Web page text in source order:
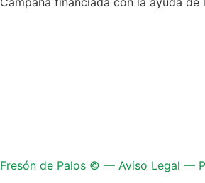
Fresón de Palos © — Aviso Legal —